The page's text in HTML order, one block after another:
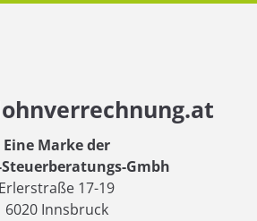
Eine Marke der
Steuerberatungs-Gmbh
Erlerstraße 17-19
6020 Innsbruck